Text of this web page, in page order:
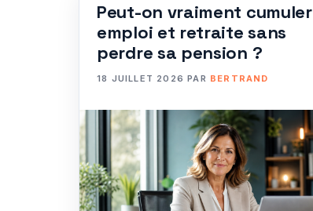
Peut-on vraiment cumuler
emploi et retraite sans
perdre sa pension ?
18 JUILLET 2026 PAR BERTRAND